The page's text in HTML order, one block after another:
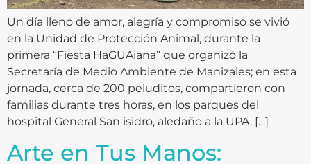
Un día lleno de amor, alegría y compromiso se vivió
en la Unidad de Protección Animal, durante la
primera “Fiesta HaGUAiana” que organizó la
Secretaría de Medio Ambiente de Manizales; en esta
jornada, cerca de 200 peluditos, compartieron con
familias durante tres horas, en los parques del
hospital General San isidro, aledaño a la UPA. […]
Arte en Tus Manos: